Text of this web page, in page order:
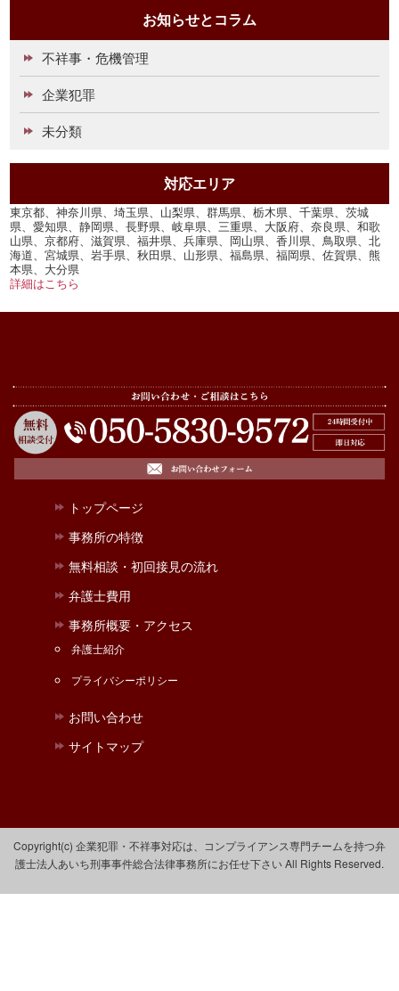
お知らせとコラム
不祥事・危機管理
企業犯罪
未分類
対応エリア
東京都、神奈川県、埼玉県、山梨県、群馬県、栃木県、千葉県、茨城
県、愛知県、静岡県、長野県、岐阜県、三重県、大阪府、奈良県、和歌
山県、京都府、滋賀県、福井県、兵庫県、岡山県、香川県、鳥取県、北
海道、宮城県、岩手県、秋田県、山形県、福島県、福岡県、佐賀県、熊
本県、大分県
詳細はこちら
トップページ
事務所の特徴
無料相談・初回接見の流れ
弁護士費用
事務所概要・アクセス
弁護士紹介
プライバシーポリシー
お問い合わせ
サイトマップ
Copyright(c) 企業犯罪・不祥事対応は、コンプライアンス専門チームを持つ弁
護士法人あいち刑事事件総合法律事務所にお任せ下さい All Rights Reserved.